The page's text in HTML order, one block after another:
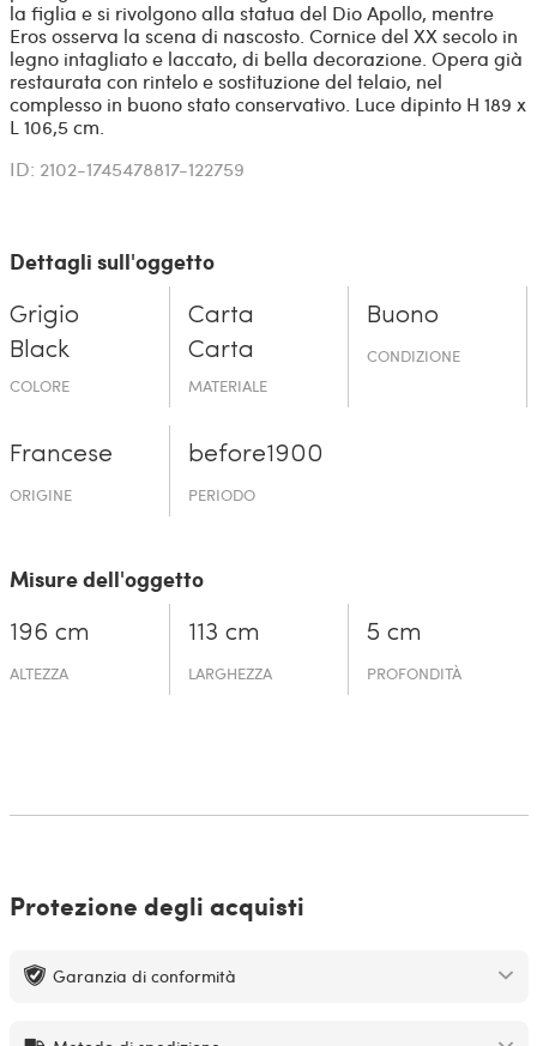
la figlia e si rivolgono alla statua del Dio Apollo, mentre
Eros osserva la scena di nascosto. Cornice del XX secolo in
legno intagliato e laccato, di bella decorazione. Opera già
restaurata con rintelo e sostituzione del telaio, nel
complesso in buono stato conservativo. Luce dipinto H 189 x
L 106,5 cm.
ID: 2102-1745478817-122759
Dettagli sull'oggetto
Grigio
Black
COLORE
Carta
Carta
MATERIALE
Buono
CONDIZIONE
Francese
ORIGINE
before19­00
PERIODO
Misure dell'oggetto
196 cm
ALTEZZA
113 cm
LARGHEZZA
5 cm
PROFONDITÀ
Protezione degli acquisti
Garanzia di conformità